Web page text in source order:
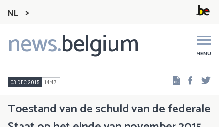
NL
news.belgium MENU
Main
navigation
03 DEC 2015 14:47
Toestand van de schuld van de federale